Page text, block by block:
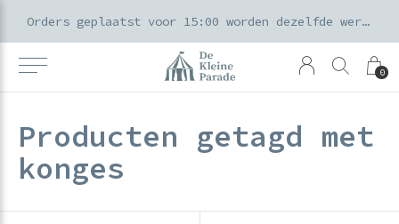
0
Orders geplaatst voor 15:00 worden dezelfde werkdag verzonden
Producten getagd met
konges